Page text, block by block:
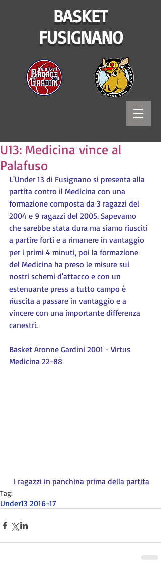
BASKET
FUSIGNANO
U13: Medicina vince al
Palafuso
L'Under 13 di Fusignano si presenta alla
partita contro il Medicina con una
formazione composta da 3 ragazzi del
2004 e 9 ragazzi del 2005. Sapevamo
che sarebbe stata dura ma siamo riusciti
a partire forti e a rimanere in vantaggio
per i primi 4 minuti, poi la formazione
del Medicina ha preso le misure sui
nostri schemi d'attacco e con un
estenuante press a tutto campo è
riuscita a passare in vantaggio e a
vincere con una importante differenza
canestri.
Basket Aronne Gardini 2001 - Virtus
Medicina 22-88
I ragazzi in panchina prima della partita
Tag:
Under13 2016-17